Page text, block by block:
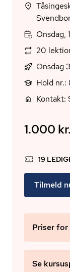
Onsdag,
20
Onsdag
Hold
Kontakt:
1.000 kr.
19
Tilmeld
Priser
Se